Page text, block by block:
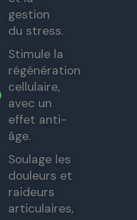
gestion
du stress.
Stimule la
régénération
cellulaire,
avec un
effet anti-
âge.
Soulage les
douleurs et
raideurs
articulaires,